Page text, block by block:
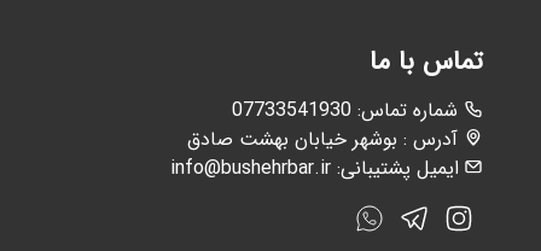
تماس با ما
07733541930
آدرس : بوشهر خیابان بهشت صادق
ایمیل پشتیبانی: info@bushehrbar.ir